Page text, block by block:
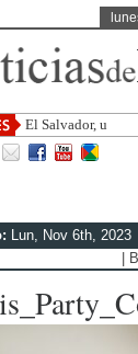
El Salvador, uno
Lun, Nov 6th, 2023
|